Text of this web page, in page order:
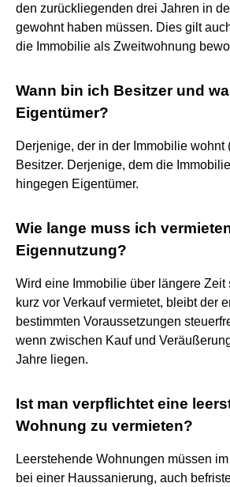
den zurückliegenden drei Jahren in
gewohnt haben müssen. Dies gilt
die Immobilie als Zweitwohnung
Wann bin ich Besitzer und
Eigentümer?
Derjenige, der in der Immobilie wohnt
Besitzer. Derjenige, dem die
hingegen Eigentümer.
Wie lange muss ich
Eigennutzung?
Wird eine Immobilie über längere Zeit
kurz vor Verkauf vermietet, bleibt der
bestimmten Voraussetzungen
wenn zwischen Kauf und
Jahre liegen.
Ist man verpflichtet eine
Wohnung zu vermieten?
Leerstehende Wohnungen müssen
bei einer Haussanierung, auch